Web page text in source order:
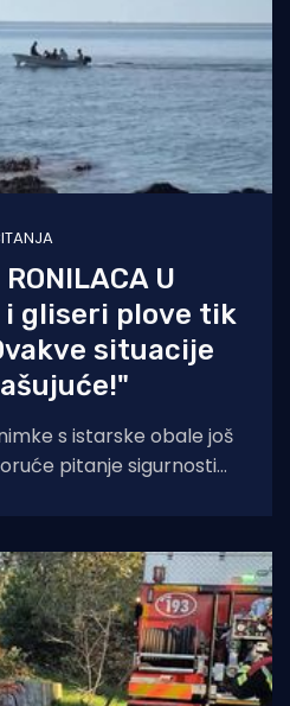
U
i gliseri plove tik
situacije
s istarske obale još
pitanje sigurnosti